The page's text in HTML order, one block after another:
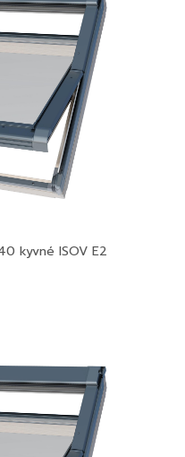
kyvné ISOV E2